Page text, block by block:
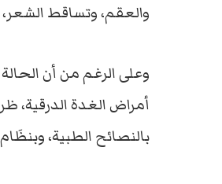
والعقم، وتساقط
وعلى الرغم من أن
أمراض الغدة الدرقية،
بالنصائح الطبية،